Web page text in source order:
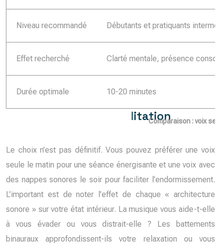
Comparaison : voix
Niveau recommandé Débutants et pratiquants
Effet recherché Clarté mentale, présence
Durée optimale 10-20 minutes
Le choix n’est pas définitif. Vous pouvez préférer une voix
seule le matin pour une séance énergisante et une voix avec
des nappes sonores le soir pour faciliter l’endormissement.
L’important est de noter l’effet de chaque « architecture
sonore » sur votre état intérieur. La musique vous aide-t-elle
à vous évader ou vous distrait-elle ? Les battements
binauraux approfondissent-ils votre relaxation ou vous